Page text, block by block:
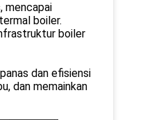
mencapai
boiler.
boiler
dan efisiensi
dan memainkan